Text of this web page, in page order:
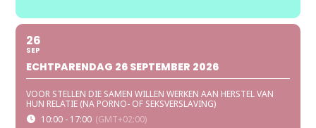
26
SEP
ECHTPARENDAG 26 SEPTEMBER 2026
VOOR STELLEN DIE SAMEN WILLEN WERKEN AAN HERSTEL VAN
HUN RELATIE (NA PORNO- OF SEKSVERSLAVING)
10:00 - 17:00 (GMT+02:00)